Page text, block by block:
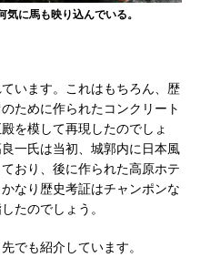
に馬も映り込んでいる。
います。これはもちろん、歴
ために作られたコンクリート
を模して再現したのでしょ
一氏は当初、城郭内に日本風
おり、後に作られた高原ホテ
なり歴史考証はチャンポンな
たのでしょう。
でも紹介しています。